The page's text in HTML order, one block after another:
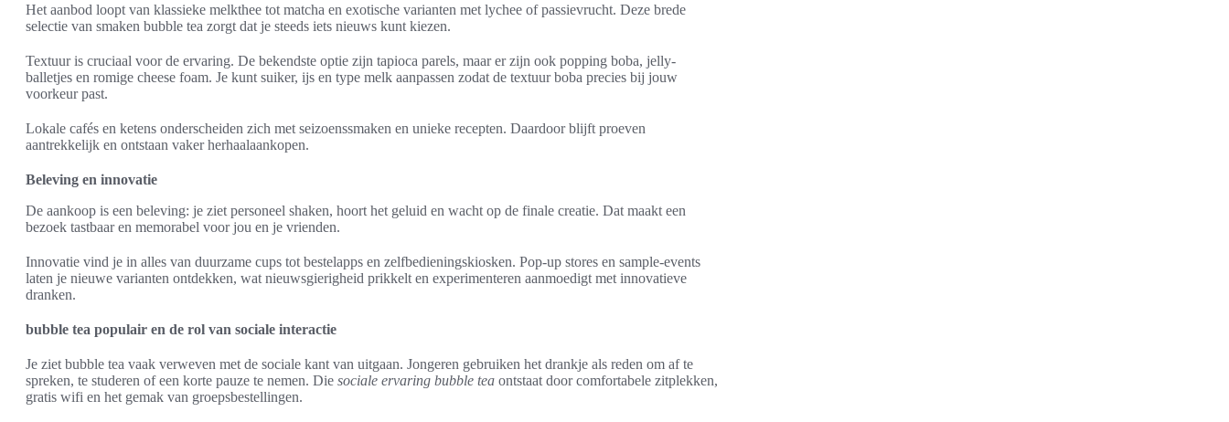
Het aanbod loopt van klassieke melkthee tot matcha en exotische varianten met lychee of passievrucht. Deze brede
selectie van smaken bubble tea zorgt dat je steeds iets nieuws kunt kiezen.
Textuur is cruciaal voor de ervaring. De bekendste optie zijn tapioca parels, maar er zijn ook popping boba, jelly-
balletjes en romige cheese foam. Je kunt suiker, ijs en type melk aanpassen zodat de textuur boba precies bij jouw
voorkeur past.
Lokale cafés en ketens onderscheiden zich met seizoenssmaken en unieke recepten. Daardoor blijft proeven
aantrekkelijk en ontstaan vaker herhaalaankopen.
Beleving en innovatie
De aankoop is een beleving: je ziet personeel shaken, hoort het geluid en wacht op de finale creatie. Dat maakt een
bezoek tastbaar en memorabel voor jou en je vrienden.
Innovatie vind je in alles van duurzame cups tot bestelapps en zelfbedieningskiosken. Pop-up stores en sample-events
laten je nieuwe varianten ontdekken, wat nieuwsgierigheid prikkelt en experimenteren aanmoedigt met innovatieve
dranken.
bubble tea populair en de rol van sociale interactie
Je ziet bubble tea vaak verweven met de sociale kant van uitgaan. Jongeren gebruiken het drankje als reden om af te
spreken, te studeren of een korte pauze te nemen. Die sociale ervaring bubble tea ontstaat door comfortabele zitplekken,
gratis wifi en het gemak van groepsbestellingen.